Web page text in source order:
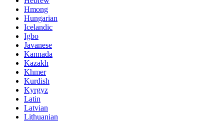
Hmong
Hungarian
Icelandic
Igbo
Javanese
Kannada
Kazakh
Khmer
Kurdish
Kyrgyz
Latin
Latvian
Lithuanian